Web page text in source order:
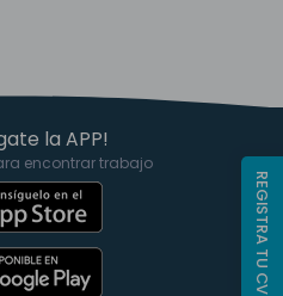
la APP!
encontrar trabajo
REGISTRA TU CV